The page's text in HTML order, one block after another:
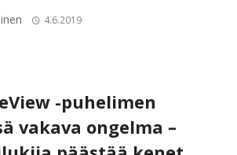
4.6.2019
-puhelimen
vakava ongelma –